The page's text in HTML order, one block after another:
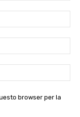
browser per la